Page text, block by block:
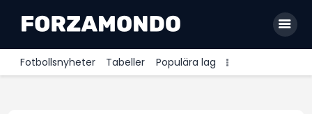
Fotbollsnyheter Tabeller Populära lag